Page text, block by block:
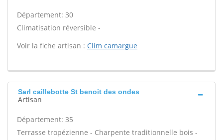
Département: 30
Climatisation réversible -
Voir la fiche artisan : Clim camargue
Sarl caillebotte St benoit des ondes
Artisan
Département: 35
Terrasse tropézienne - Charpente traditionnelle bois -